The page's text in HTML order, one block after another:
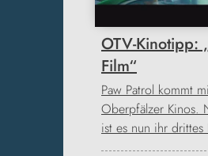
OTV-Kinotipp:
Film“
Paw Patrol kommt
Oberpfälzer Kinos.
ist es nun ihr drittes